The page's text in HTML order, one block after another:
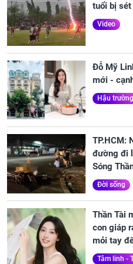
tuổi bị
Video
Đỗ Mỹ
mới -
Hậu trường
TP.HCM:
đường đi
Sóng
Đời sống
Thần Tài
con giáp
mỏi tay
Tâm linh -